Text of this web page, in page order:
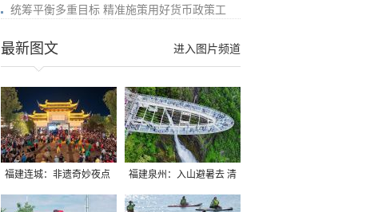
统筹平衡多重目标 精准施策用好货币政策工
进入图片频道
最新图文
福建连城：非遗奇妙夜点
亮夏夜
福建泉州：入山避暑去 清
凉好惬意